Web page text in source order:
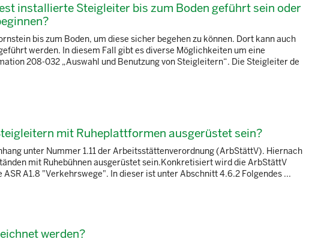
installierte Steigleiter bis zum Boden geführt sein oder
bis zum Boden, um diese sicher begehen zu können. Dort kann auch
werden. In diesem Fall gibt es diverse Möglichkeiten um eine
208-032 „Auswahl und Benutzung von Steigleitern“. Die Steigleiter de
mit Ruheplattformen ausgerüstet sein?
unter Nummer 1.11 der Arbeitsstättenverordnung (ArbStättV). Hiernach
mit Ruhebühnen ausgerüstet sein.Konkretisiert wird die ArbStättV
A1.8 "Verkehrswege". In dieser ist unter Abschnitt 4.6.2 Folgendes ...
werden?